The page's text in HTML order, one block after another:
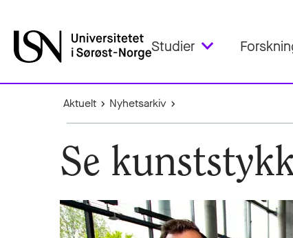
Studier
Aktuelt Nyhetsarkiv
Se